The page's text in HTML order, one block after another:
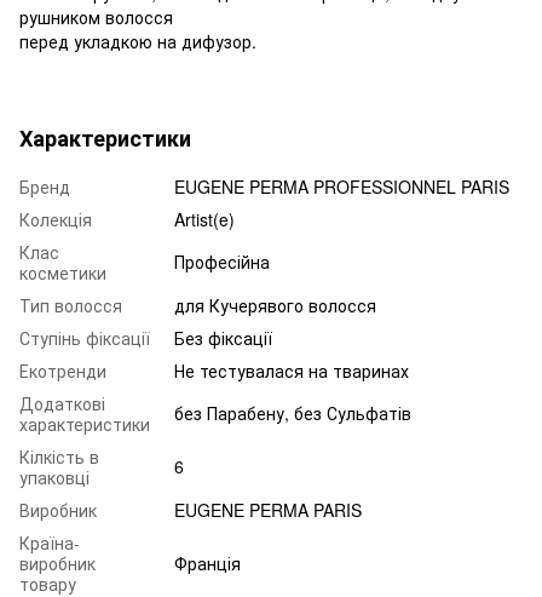
рушником волосся
перед укладкою на дифузор.
Характеристики
Бренд
EUGENE PERMA PROFESSIONNEL PARIS
Колекція
Artist(e)
Клас
косметики
Професійна
Тип волосся
для Кучерявого волосся
Ступінь фіксації
Без фіксації
Екотренди
Не тестувалася на тваринах
Додаткові
характеристики
без Парабену, без Сульфатів
Кілкість в
упаковці
6
Виробник
EUGENE PERMA PARIS
Країна-
виробник
товару
Франція